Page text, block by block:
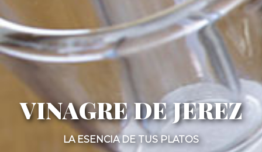
VINAGRE DE JEREZ
LA ESENCIA DE TUS PLATOS